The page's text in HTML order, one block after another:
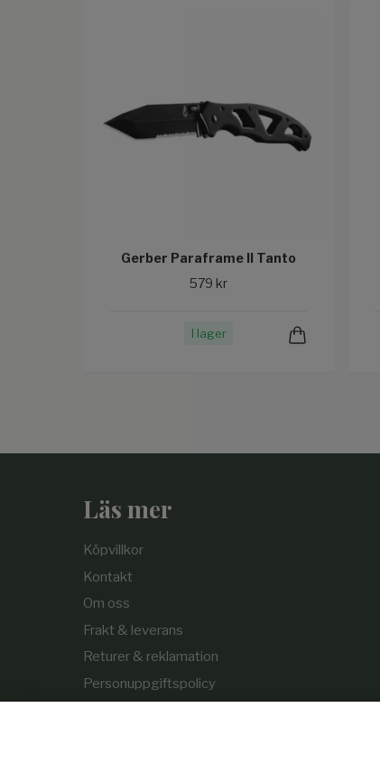
Gerber Paraframe II Tanto
579 kr
I lager
Läs mer
Köpvillkor
Kontakt
Om oss
Frakt & leverans
Returer & reklamation
Personuppgiftspolicy